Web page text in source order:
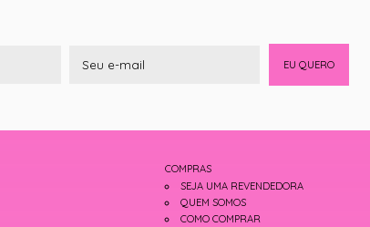
EU QUERO
COMPRAS
SEJA UMA REVENDEDORA
QUEM SOMOS
COMO COMPRAR